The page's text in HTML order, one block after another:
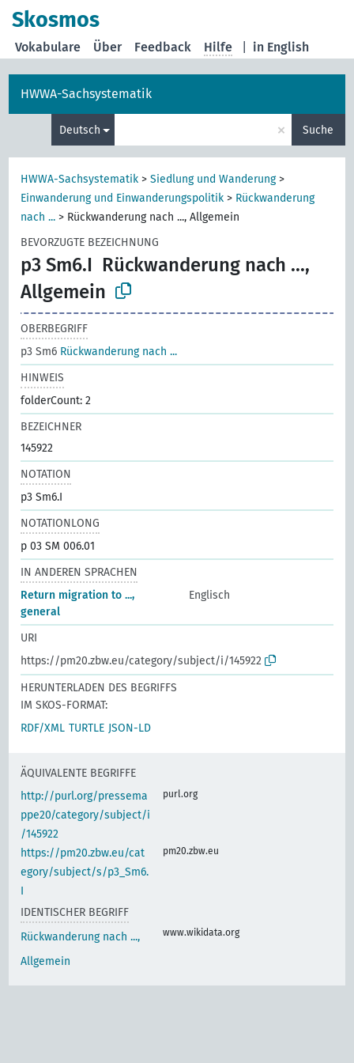
Skosmos
in English
Vokabulare Über Feedback Hilfe
HWWA-Sachsystematik
Deutsch × Suche
HWWA-Sachsystematik >Siedlung und Wanderung>
Einwanderung und Einwanderungspolitik > Rückwanderung
nach ... > Rückwanderung nach ..., Allgemein
BEVORZUGTE BEZEICHNUNG
p3 Sm6.I Rückwanderung nach ...,
Allgemein
OBERBEGRIFF
p3 Sm6 Rückwanderung nach ...
HINWEIS
folderCount: 2
BEZEICHNER
145922
NOTATION
p3 Sm6.I
NOTATIONLONG
p 03 SM 006.01
IN ANDEREN SPRACHEN
Return migration to ...,
general
Englisch
URI
https://pm20.zbw.eu/category/subject/i/145922
HERUNTERLADEN DES BEGRIFFS
IM SKOS-FORMAT:
RDF/XML TURTLE JSON-LD
ÄQUIVALENTE BEGRIFFE
http://purl.org/pressema
ppe20/category/subject/i
/145922
purl.org
https://pm20.zbw.eu/cat
egory/subject/s/p3_Sm6.
I
pm20.zbw.eu
IDENTISCHER BEGRIFF
Rückwanderung nach ...,
Allgemein
www.wikidata.org